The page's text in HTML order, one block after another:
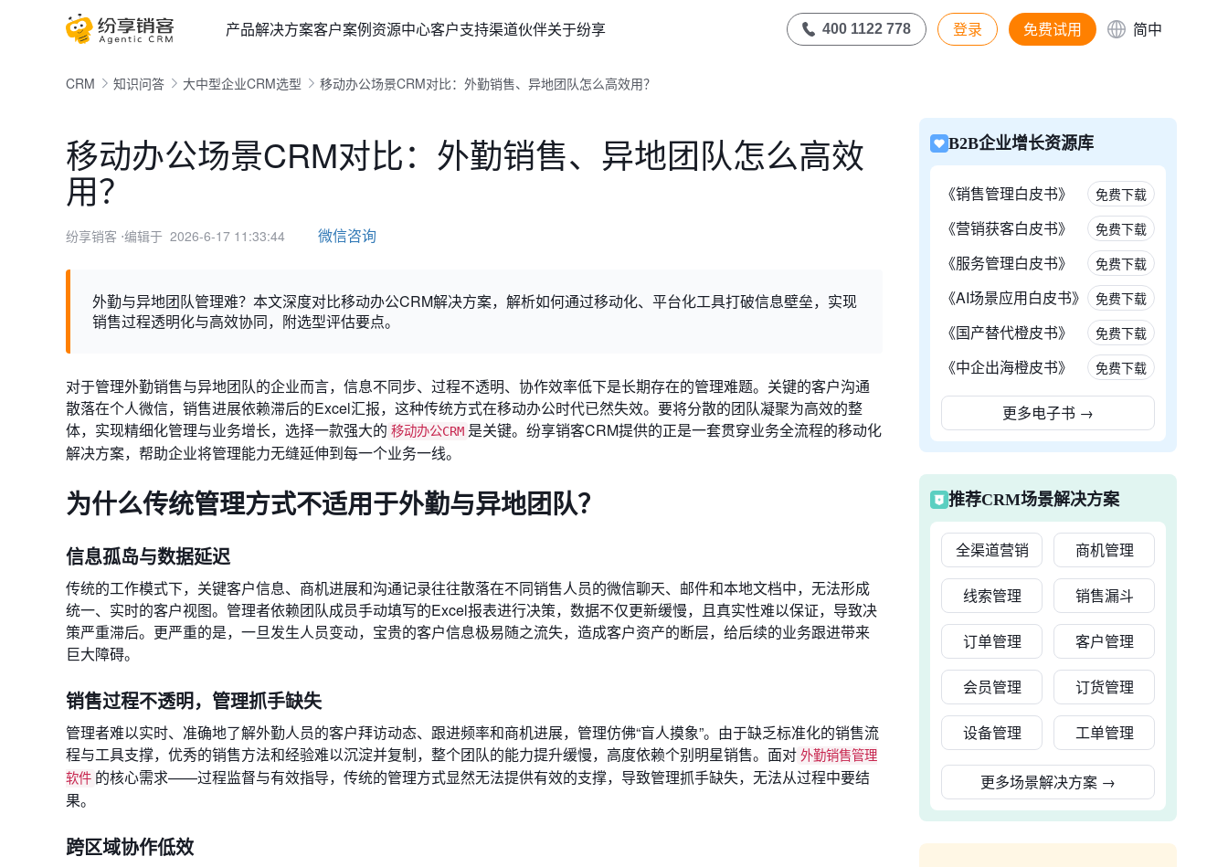
产品解决方案客户案例资源中心客户支持渠道伙伴关于纷享 400 1122 778 登录 免费试用 简中
CRM 知识问答 大中型企业CRM选型 移动办公场景CRM对比：外勤销售、异地团队怎么高效用？
移动办公场景CRM对比：外勤销售、异地团队怎么高效
用？
纷享销客 ⋅编辑于 2026-6-17 11:33:44 微信咨询
外勤与异地团队管理难？本文深度对比移动办公CRM解决方案，解析如何通过移动化、平台化工具打破信息壁垒，实现
销售过程透明化与高效协同，附选型评估要点。
对于管理外勤销售与异地团队的企业而言，信息不同步、过程不透明、协作效率低下是长期存在的管理难题。关键的客户沟通
散落在个人微信，销售进展依赖滞后的Excel汇报，这种传统方式在移动办公时代已然失效。要将分散的团队凝聚为高效的整
体，实现精细化管理与业务增长，选择一款强大的 移动办公CRM 是关键。纷享销客CRM提供的正是一套贯穿业务全流程的移动化
解决方案，帮助企业将管理能力无缝延伸到每一个业务一线。
为什么传统管理方式不适用于外勤与异地团队？
信息孤岛与数据延迟
传统的工作模式下，关键客户信息、商机进展和沟通记录往往散落在不同销售人员的微信聊天、邮件和本地文档中，无法形成
统一、实时的客户视图。管理者依赖团队成员手动填写的Excel报表进行决策，数据不仅更新缓慢，且真实性难以保证，导致决
策严重滞后。更严重的是，一旦发生人员变动，宝贵的客户信息极易随之流失，造成客户资产的断层，给后续的业务跟进带来
巨大障碍。
销售过程不透明，管理抓手缺失
管理者难以实时、准确地了解外勤人员的客户拜访动态、跟进频率和商机进展，管理仿佛“盲人摸象”。由于缺乏标准化的销售流
程与工具支撑，优秀的销售方法和经验难以沉淀并复制，整个团队的能力提升缓慢，高度依赖个别明星销售。面对 外勤销售管理
软件 的核心需求——过程监督与有效指导，传统的管理方式显然无法提供有效的支撑，导致管理抓手缺失，无法从过程中要结
果。
跨区域协作低效
B2B企业增长资源库
《销售管理白皮书》 免费下载
《营销获客白皮书》 免费下载
《服务管理白皮书》 免费下载
《AI场景应用白皮书》 免费下载
《国产替代橙皮书》 免费下载
《中企出海橙皮书》 免费下载
更多电子书 →
推荐CRM场景解决方案
全渠道营销 商机管理
线索管理 销售漏斗
订单管理 客户管理
会员管理 订货管理
设备管理 工单管理
更多场景解决方案 →